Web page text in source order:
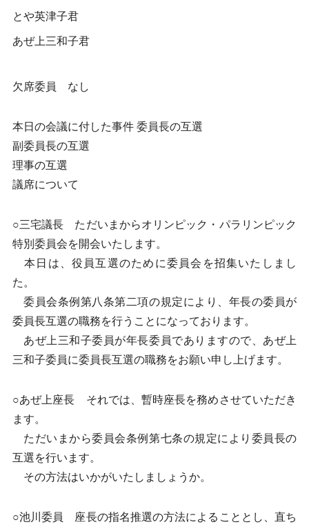
とや英津子君
あぜ上三和子君
欠席委員 なし
本日の会議に付した事件 委員長の互選
副委員長の互選
理事の互選
議席について
○三宅議長 ただいまからオリンピック・パラリンピック
特別委員会を開会いたします。
本日は、役員互選のために委員会を招集いたしまし
た。
委員会条例第八条第二項の規定により、年長の委員が
委員長互選の職務を行うことになっております。
あぜ上三和子委員が年長委員でありますので、あぜ上
三和子委員に委員長互選の職務をお願い申し上げます。
○あぜ上座長 それでは、暫時座長を務めさせていただき
ます。
ただいまから委員会条例第七条の規定により委員長の
互選を行います。
その方法はいかがいたしましょうか。
○池川委員 座長の指名推選の方法によることとし、直ち